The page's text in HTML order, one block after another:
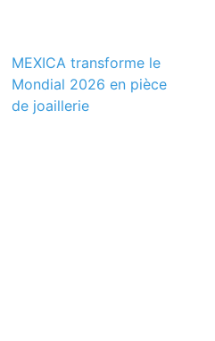
MEXICA transforme le
Mondial 2026 en pièce
de joaillerie